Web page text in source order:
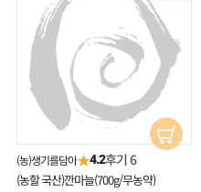
(농)생기를담아★4.2후기 6
(농할 국산)깐마늘(700g/무농약)